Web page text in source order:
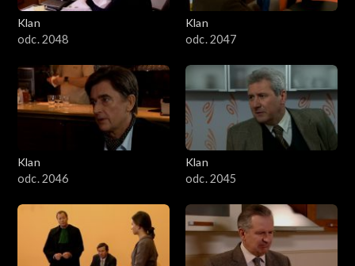
Klan
odc. 2048
Klan
odc. 2047
Klan
odc. 2046
Klan
odc. 2045